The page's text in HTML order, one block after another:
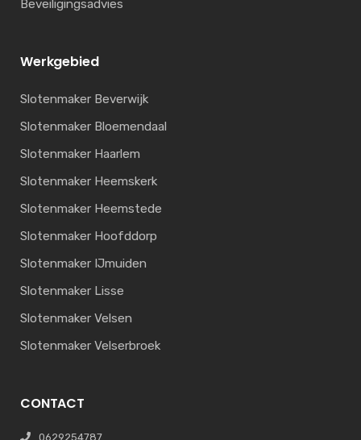
Beveiligingsadvies
Werkgebied
Slotenmaker Beverwijk
Slotenmaker Bloemendaal
Slotenmaker Haarlem
Slotenmaker Heemskerk
Slotenmaker Heemstede
Slotenmaker Hoofddorp
Slotenmaker IJmuiden
Slotenmaker Lisse
Slotenmaker Velsen
Slotenmaker Velserbroek
CONTACT
0629254787